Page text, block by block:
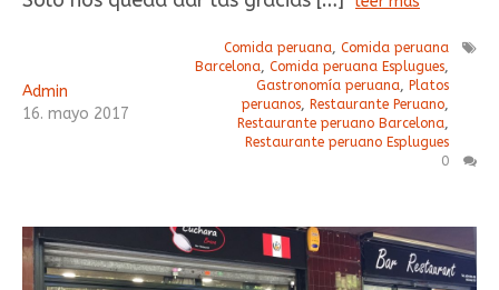
Admin
16. mayo 2017
Comida peruana, Comida peruana
Barcelona, Comida peruana Esplugues,
Gastronomía peruana, Platos
peruanos, Restaurante Peruano,
Restaurante peruano Barcelona,
Restaurante peruano Esplugues
0